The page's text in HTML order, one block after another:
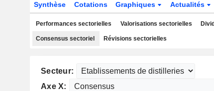
Synthèse Cotations Graphiques Actualités
Performances sectorielles Valorisations sectorielles
Consensus sectoriel Révisions sectorielles
Secteur:
Axe X: